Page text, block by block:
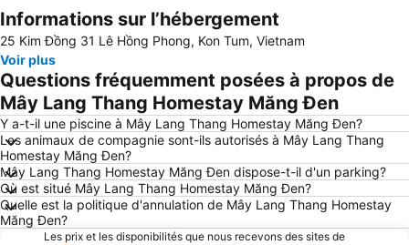
Agrandir la carte
Informations sur l’hébergement
25 Kim Đồng 31 Lê Hồng Phong, Kon Tum, Vietnam
Voir plus
Questions fréquemment posées à propos de
Mây Lang Thang Homestay Măng Đen
Y a-t-il une piscine à Mây Lang Thang Homestay Măng Đen?
Les animaux de compagnie sont-ils autorisés à Mây Lang Thang
Homestay Măng Đen?
Mây Lang Thang Homestay Măng Đen dispose-t-il d'un parking?
Où est situé Mây Lang Thang Homestay Măng Đen?
Quelle est la politique d'annulation de Mây Lang Thang Homestay
Măng Đen?
Les prix et les disponibilités que nous recevons des sites de